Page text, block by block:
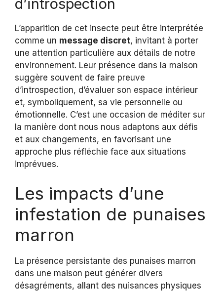
d’introspection
L’apparition de cet insecte peut être interprétée
comme un message discret, invitant à porter
une attention particulière aux détails de notre
environnement. Leur présence dans la maison
suggère souvent de faire preuve
d’introspection, d’évaluer son espace intérieur
et, symboliquement, sa vie personnelle ou
émotionnelle. C’est une occasion de méditer sur
la manière dont nous nous adaptons aux défis
et aux changements, en favorisant une
approche plus réfléchie face aux situations
imprévues.
Les impacts d’une
infestation de punaises
marron
La présence persistante des punaises marron
dans une maison peut générer divers
désagréments, allant des nuisances physiques